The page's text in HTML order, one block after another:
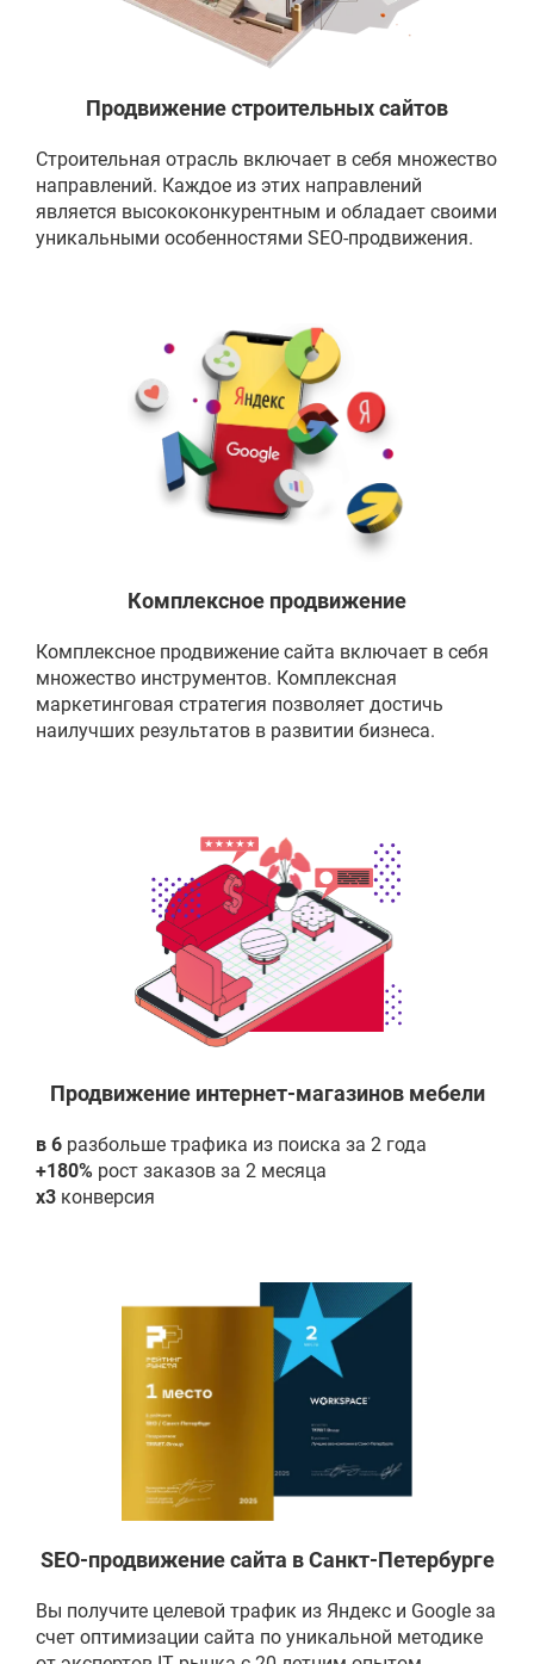
Продвижение строительных сайтов
Строительная отрасль включает в себя множество
направлений. Каждое из этих направлений
является высококонкурентным и обладает своими
уникальными особенностями SEO-продвижения.
Комплексное продвижение
Комплексное продвижение сайта включает в себя
множество инструментов. Комплексная
маркетинговая стратегия позволяет достичь
наилучших результатов в развитии бизнеса.
Продвижение интернет-магазинов мебели
в 6 разбольше трафика из поиска за 2 года
+180% рост заказов за 2 месяца
x3 конверсия
SEO-продвижение сайта в Санкт-Петербурге
Вы получите целевой трафик из Яндекс и Google за
счет оптимизации сайта по уникальной методике